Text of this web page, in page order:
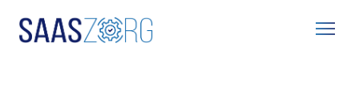
Home